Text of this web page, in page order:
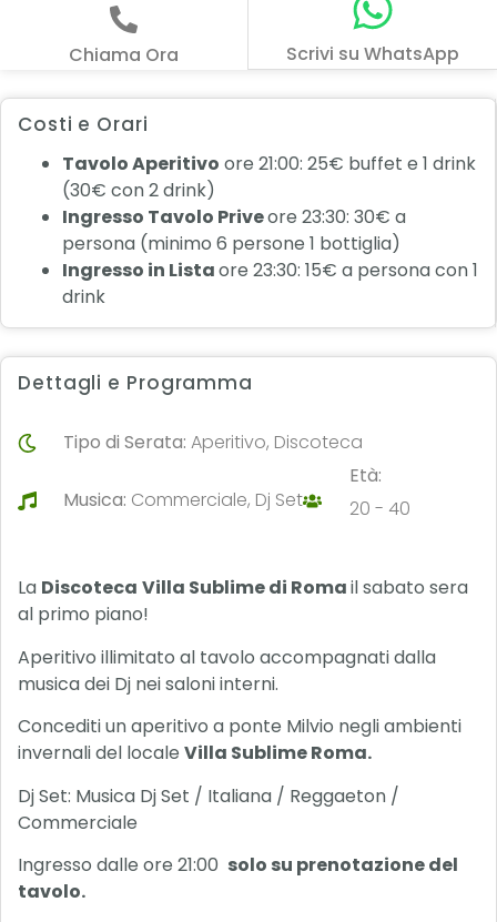
Chiama Ora Scrivi su WhatsApp
Costi e Orari
Tavolo Aperitivo ore 21:00: 25€ buffet e 1 drink
(30€ con 2 drink)
Ingresso Tavolo Priveore 23:30: 30€ a
persona (minimo 6 persone 1 bottiglia)
Ingresso in Listaore 23:30: 15€ a persona con 1
drink
Dettagli e Programma
Tipo di Serata:Aperitivo, Discoteca
Musica: Commerciale, Dj Set
Età:
20 - 40
La Discoteca Villa Sublime di Romail sabato sera
al primo piano!
Aperitivo illimitato al tavolo accompagnati dalla
musica dei Dj nei saloni interni.
Concediti un aperitivo a ponte Milvio negli ambienti
invernali del locale Villa Sublime Roma.
Dj Set: Musica Dj Set / Italiana / Reggaeton /
Commerciale
Ingresso dalle ore 21:00 solo su prenotazione del
tavolo.